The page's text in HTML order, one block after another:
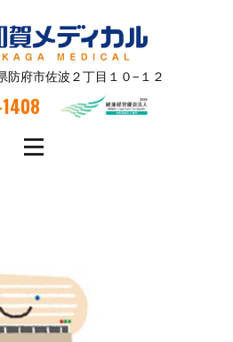
防府市佐波２丁目１０−１２